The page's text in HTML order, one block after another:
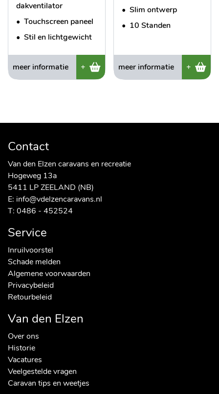
dakventilator
• Touchscreen paneel
• Stil en lichtgewicht
meer informatie +
• Slim ontwerp
• 10 Standen
meer informatie +
Contact
Van den Elzen caravans en recreatie
Hogeweg 13a
5411 LP ZEELAND (NB)
E: info@vdelzencaravans.nl
T: 0486 - 452524
Service
Inruilvoorstel
Schade melden
Algemene voorwaarden
Privacybeleid
Retourbeleid
Van den Elzen
Over ons
Historie
Vacatures
Veelgestelde vragen
Caravan tips en weetjes